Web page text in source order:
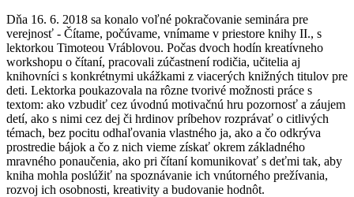
Dňa 16. 6. 2018 sa konalo voľné pokračovanie seminára pre
verejnosť - Čítame, počúvame, vnímame v priestore knihy II., s
lektorkou Timoteou Vráblovou. Počas dvoch hodín kreatívneho
workshopu o čítaní, pracovali zúčastnení rodičia, učitelia aj
knihovníci s konkrétnymi ukážkami z viacerých knižných titulov pre
deti. Lektorka poukazovala na rôzne tvorivé možnosti práce s
textom: ako vzbudiť cez úvodnú motivačnú hru pozornosť a záujem
detí, ako s nimi cez dej či hrdinov príbehov rozprávať o citlivých
témach, bez pocitu odhaľovania vlastného ja, ako a čo odkrýva
prostredie bájok a čo z nich vieme získať okrem základného
mravného ponaučenia, ako pri čítaní komunikovať s deťmi tak, aby
kniha mohla poslúžiť na spoznávanie ich vnútorného prežívania,
rozvoj ich osobnosti, kreativity a budovanie hodnôt.